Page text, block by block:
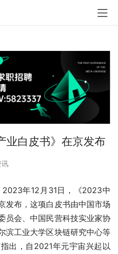
业白皮书》在京发布
讯
2023年12月31日，《2023中
发布，这项白皮书由中国市场
员会、中国民营科技实业家协
滨工业大学区块链研究中心等
出，自2021年元宇宙兴起以